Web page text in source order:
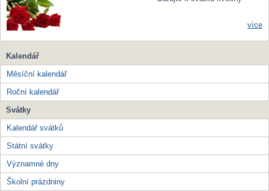
více
Kalendář
Měsíční kalendář
Roční kalendář
Svátky
Kalendář svátků
Státní svátky
Významné dny
Školní prázdniny